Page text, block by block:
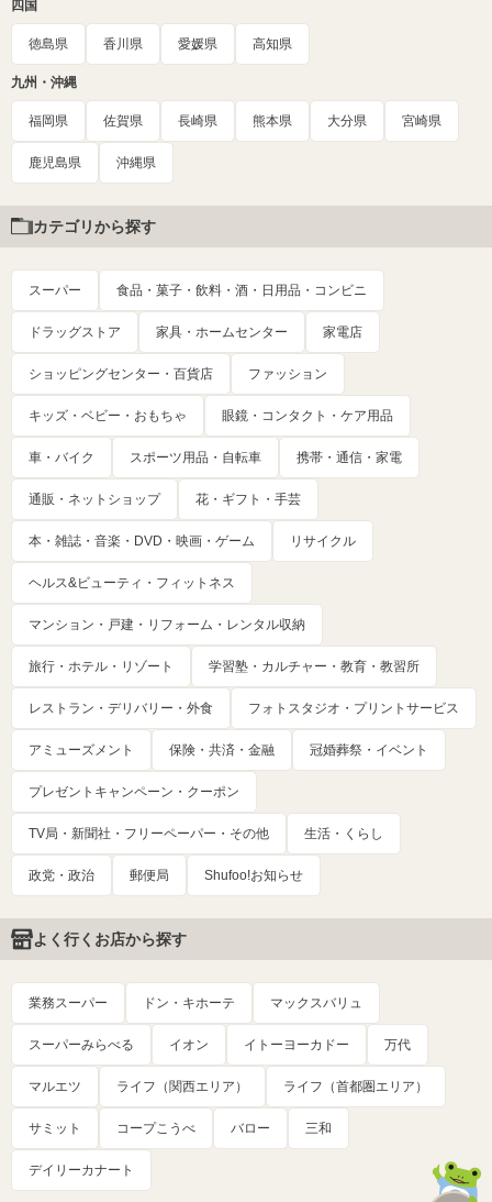
四国
徳島県 香川県 愛媛県 高知県
九州・沖縄
福岡県 佐賀県 長崎県 熊本県 大分県 宮崎県
鹿児島県 沖縄県
カテゴリから探す
スーパー 食品・菓子・飲料・酒・日用品・コンビニ
ドラッグストア 家具・ホームセンター 家電店
ショッピングセンター・百貨店 ファッション
キッズ・ベビー・おもちゃ 眼鏡・コンタクト・ケア用品
車・バイク スポーツ用品・自転車 携帯・通信・家電
通販・ネットショップ 花・ギフト・手芸
本・雑誌・音楽・DVD・映画・ゲーム リサイクル
ヘルス&ビューティ・フィットネス
マンション・戸建・リフォーム・レンタル収納
旅行・ホテル・リゾート 学習塾・カルチャー・教育・教習所
レストラン・デリバリー・外食 フォトスタジオ・プリントサービス
アミューズメント 保険・共済・金融 冠婚葬祭・イベント
プレゼントキャンペーン・クーポン
TV局・新聞社・フリーペーパー・その他 生活・くらし
政党・政治 郵便局 Shufoo!お知らせ
よく行くお店から探す
業務スーパー ドン・キホーテ マックスバリュ
スーパーみらべる イオン イトーヨーカドー 万代
マルエツ ライフ（関西エリア） ライフ（首都圏エリア）
サミット コープこうべ バロー 三和
デイリーカナート